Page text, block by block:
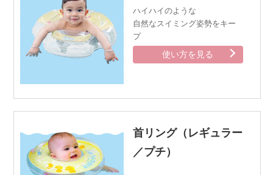
ハイハイのような
自然なスイミング姿勢をキー
プ
使い方を見る
首リング（レギュラー
／プチ）